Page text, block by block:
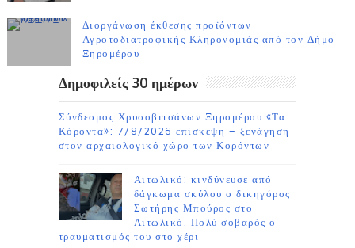
Διοργάνωση έκθεσης προϊόντων
Αγροτοδιατροφικής Κληρονομιάς από τον Δήμο
Ξηρομέρου
Δημοφιλείς 30 ημέρων
Σύνδεσμος Χρυσοβιτσάνων Ξηρομέρου «Τα
Κόροντα»: 7/8/2026 επίσκεψη – ξενάγηση
στον αρχαιολογικό χώρο των Κορόντων
Αιτωλικό: κινδύνευσε από
δάγκωμα σκύλου ο δικηγόρος
Σωτήρης Μπούρος στο
Αιτωλικό. Πολύ σοβαρός ο
τραυματισμός του στο χέρι